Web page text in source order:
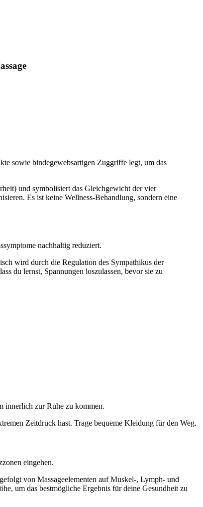
sowie bindegewebsartigen Zuggriffe legt, um das
und symbolisiert das Gleichgewicht der vier
Es ist keine Wellness-Behandlung, sondern eine
nachhaltig reduziert.
wird durch die Regulation des Sympathikus der
du lernst, Spannungen loszulassen, bevor sie zu
innerlich zur Ruhe zu kommen.
Zeitdruck hast. Trage bequeme Kleidung für den Weg.
eingehen.
von Massageelementen auf Muskel-, Lymph- und
um das bestmögliche Ergebnis für deine Gesundheit zu